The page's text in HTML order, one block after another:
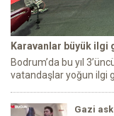
Karavanlar büyük ilgi
Bodrum’da bu yıl
vatandaşlar yoğun ilgi
Gazi